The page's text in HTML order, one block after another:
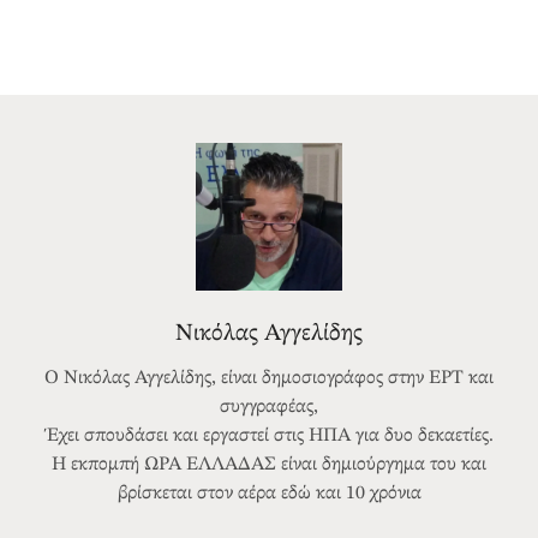
Νικόλας Αγγελίδης
Ο Νικόλας Αγγελίδης, είναι δημοσιογράφος στην ΕΡΤ και
συγγραφέας,
Έχει σπουδάσει και εργαστεί στις ΗΠΑ για δυο δεκαετίες.
Η εκπομπή ΩΡΑ ΕΛΛΑΔΑΣ είναι δημιούργημα του και
βρίσκεται στον αέρα εδώ και 10 χρόνια